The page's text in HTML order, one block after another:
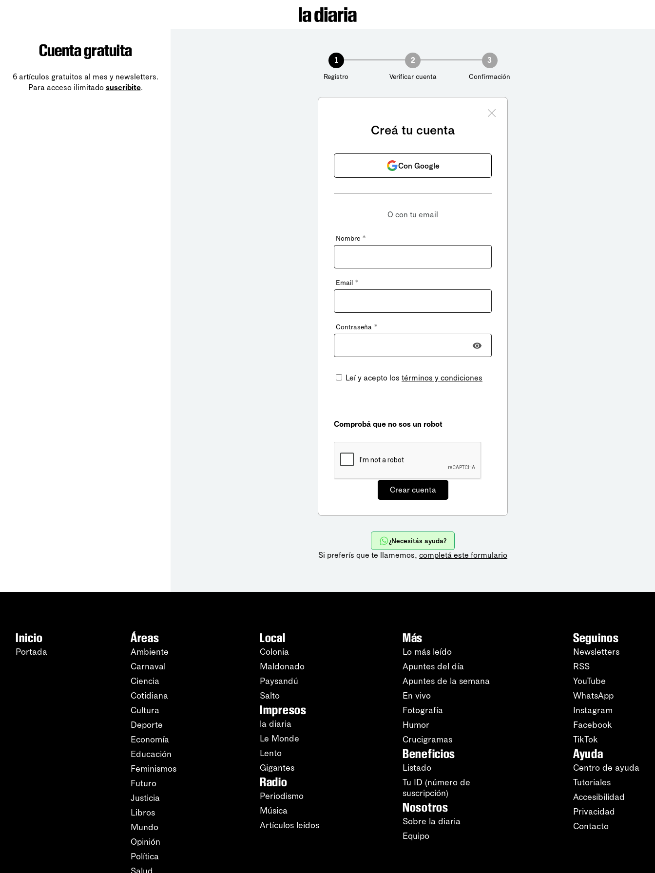
Cuenta gratuita
6 artículos gratuitos al mes y newsletters.
Para acceso ilimitado suscribite.
1
Registro
2
Verificar cuenta
3
Confirmación
Creá tu cuenta
Con Google
O con tu email
Nombre *
Email *
Contraseña *
Leí y acepto los términos y condiciones
Comprobá que no sos un robot
¿Necesitás ayuda?
Si preferís que te llamemos, completá este formulario
Inicio
Portada
Áreas
Ambiente
Carnaval
Ciencia
Cotidiana
Cultura
Deporte
Economía
Educación
Feminismos
Futuro
Justicia
Libros
Mundo
Opinión
Política
Local
Colonia
Maldonado
Paysandú
Salto
Impresos
la diaria
Le Monde
Lento
Gigantes
Radio
Periodismo
Música
Artículos leídos
Más
Lo más leído
Apuntes del día
Apuntes de la semana
En vivo
Fotografía
Humor
Crucigramas
Beneficios
Listado
Tu ID (número de
suscripción)
Nosotros
Sobre la diaria
Equipo
Seguinos
Newsletters
RSS
YouTube
WhatsApp
Instagram
Facebook
TikTok
Ayuda
Centro de ayuda
Tutoriales
Accesibilidad
Privacidad
Contacto